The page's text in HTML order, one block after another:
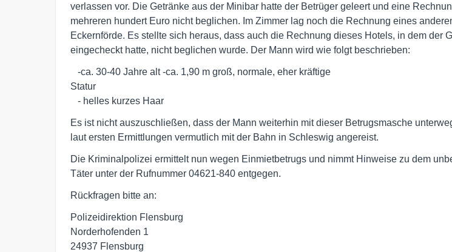
verlassen vor. Die Getränke aus der Minibar hatte der Betrüger geleert und eine
mehreren hundert Euro nicht beglichen. Im Zimmer lag noch die Rechnung eines
Eckernförde. Es stellte sich heraus, dass auch die Rechnung dieses Hotels, in dem der
eingecheckt hatte, nicht beglichen wurde. Der Mann wird wie folgt beschrieben:
Statur
   - helles kurzes Haar
Es ist nicht auszuschließen, dass der Mann weiterhin mit dieser Betrugsmasche
laut ersten Ermittlungen vermutlich mit der Bahn in Schleswig angereist.
Die Kriminalpolizei ermittelt nun wegen Einmietbetrugs und nimmt Hinweise zu dem
Täter unter der Rufnummer 04621-840 entgegen.
Rückfragen bitte an:
Polizeidirektion Flensburg
Norderhofenden 1
24937 Flensburg